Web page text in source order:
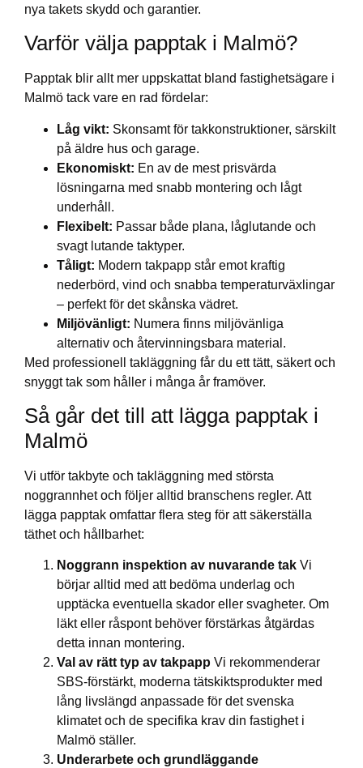
nya takets skydd och garantier.
Varför välja papptak i Malmö?
Papptak blir allt mer uppskattat bland fastighetsägare i
Malmö tack vare en rad fördelar:
Låg vikt: Skonsamt för takkonstruktioner, särskilt
på äldre hus och garage.
Ekonomiskt: En av de mest prisvärda
lösningarna med snabb montering och lågt
underhåll.
Flexibelt: Passar både plana, låglutande och
svagt lutande taktyper.
Tåligt: Modern takpapp står emot kraftig
nederbörd, vind och snabba temperaturväxlingar
– perfekt för det skånska vädret.
Miljövänligt: Numera finns miljövänliga
alternativ och återvinningsbara material.
Med professionell takläggning får du ett tätt, säkert och
snyggt tak som håller i många år framöver.
Så går det till att lägga papptak i
Malmö
Vi utför takbyte och takläggning med största
noggrannhet och följer alltid branschens regler. Att
lägga papptak omfattar flera steg för att säkerställa
täthet och hållbarhet:
Noggrann inspektion av nuvarande tak Vi
börjar alltid med att bedöma underlag och
upptäcka eventuella skador eller svagheter. Om
läkt eller råspont behöver förstärkas åtgärdas
detta innan montering.
Val av rätt typ av takpapp Vi rekommenderar
SBS-förstärkt, moderna tätskiktsprodukter med
lång livslängd anpassade för det svenska
klimatet och de specifika krav din fastighet i
Malmö ställer.
Underarbete och grundläggande